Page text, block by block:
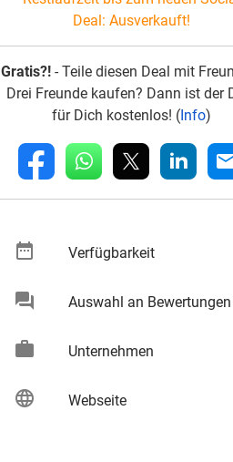
Deal: Ausverkauft!
Gratis?!- Teile diesen Deal mit
Drei Freunde kaufen? Dann ist der
für Dich kostenlos! (Info)
fb whatsapp linkedin
date_range Verfügbarkeit
chat Auswahl an Bewertungen
work
Unternehmen
language Webseite